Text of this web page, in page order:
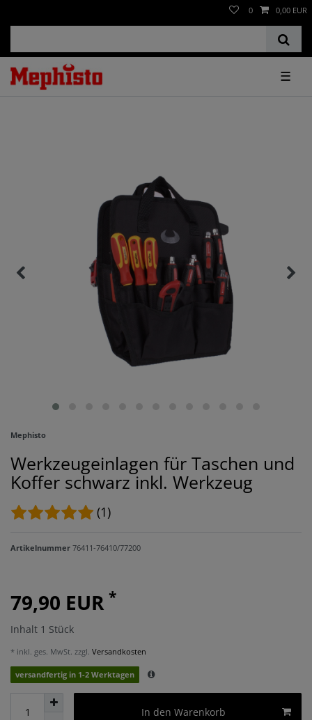
0 0,00 EUR
☰
Mephisto
Werkzeugeinlagen für Taschen und
Koffer schwarz inkl. Werkzeug
(1)
Artikelnummer 76411-76410/77200
79,90 EUR *
Inhalt 1 Stück
* inkl. ges. MwSt. zzgl. Versandkosten
versandfertig in 1-2 Werktagen
In den Warenkorb